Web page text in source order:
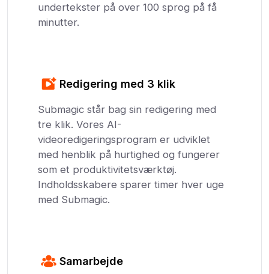
undertekster på over 100 sprog på få
minutter.
Redigering med 3 klik
Submagic står bag sin redigering med
tre klik. Vores AI-
videoredigeringsprogram er udviklet
med henblik på hurtighed og fungerer
som et produktivitetsværktøj.
Indholdsskabere sparer timer hver uge
med Submagic.
Samarbejde